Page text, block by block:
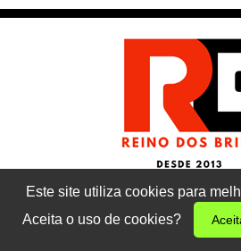
11 98857-6501
Peça seu orçamento pelo
Este site utiliza cookies para
Aceita o uso de cookies?